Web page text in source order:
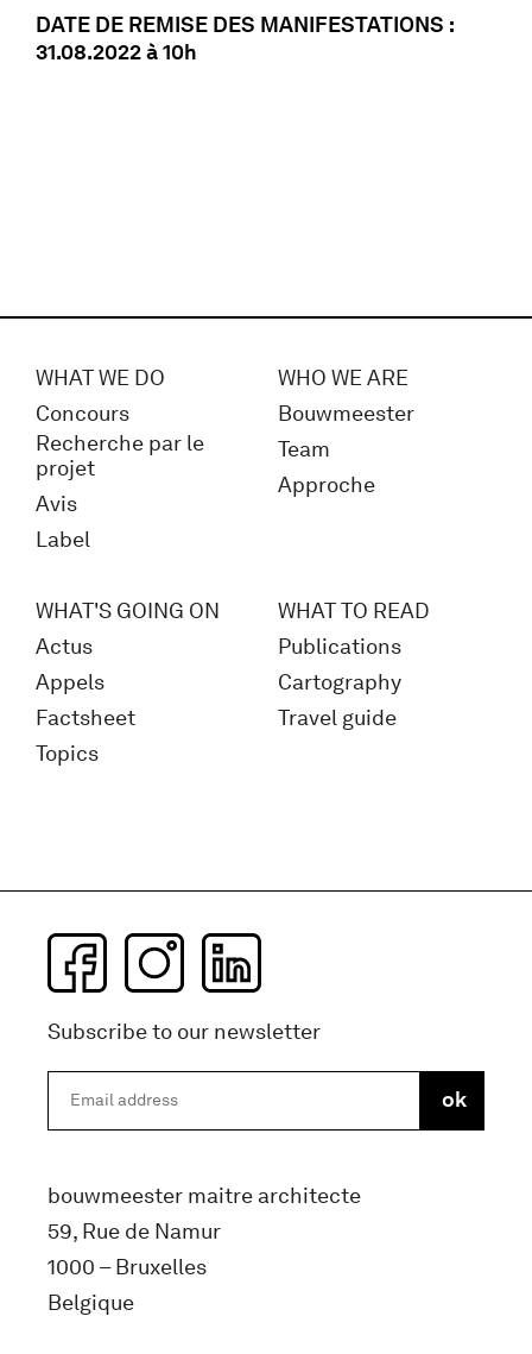
DATE DE REMISE DES MANIFESTATIONS :
31.08.2022 à 10h
WHAT WE DO
Concours
Recherche par le
projet
Avis
Label
WHO WE ARE
Bouwmeester
Team
Approche
WHAT'S GOING ON
Actus
Appels
Factsheet
Topics
WHAT TO READ
Publications
Cartography
Travel guide
Subscribe to our newsletter
bouwmeester maitre architecte
59, Rue de Namur
1000 – Bruxelles
Belgique